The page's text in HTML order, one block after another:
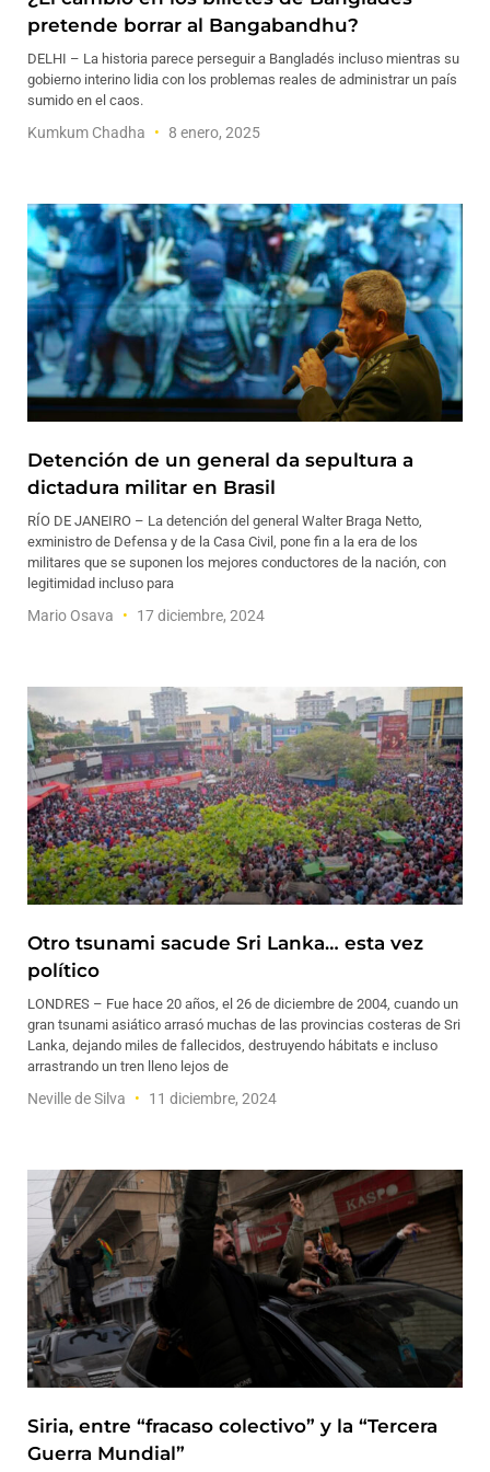
pretende borrar al Bangabandhu?
DELHI – La historia parece perseguir a Bangladés incluso mientras su
gobierno interino lidia con los problemas reales de administrar un país
sumido en el caos.
Kumkum Chadha 8 enero, 2025
Detención de un general da sepultura a
dictadura militar en Brasil
RÍO DE JANEIRO – La detención del general Walter Braga Netto,
exministro de Defensa y de la Casa Civil, pone fin a la era de los
militares que se suponen los mejores conductores de la nación, con
legitimidad incluso para
Mario Osava 17 diciembre, 2024
Otro tsunami sacude Sri Lanka… esta vez
político
LONDRES – Fue hace 20 años, el 26 de diciembre de 2004, cuando un
gran tsunami asiático arrasó muchas de las provincias costeras de Sri
Lanka, dejando miles de fallecidos, destruyendo hábitats e incluso
arrastrando un tren lleno lejos de
Neville de Silva 11 diciembre, 2024
Siria, entre “fracaso colectivo” y la “Tercera
Guerra Mundial”